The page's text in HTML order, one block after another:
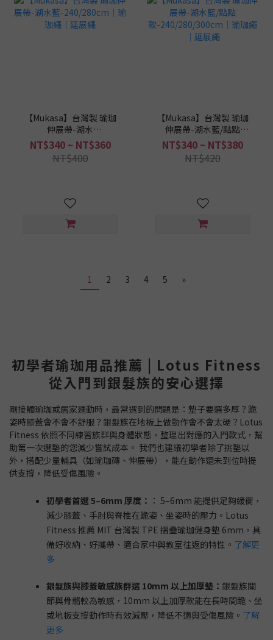
【Mukasa】台灣製 瑜珈
伸展帶-湖水
藍-240/280cm｜瑜珈繩｜
延展繩
NT$340 ~ NT$360
NT$400
【Mukasa】台灣製 瑜珈
伸展帶-湖水藍/點點
款-240/280/300cm｜瑜
珈繩｜延展繩
NT$340 ~ NT$380
NT$420
1 2 3 4 5 »
初學者瑜珈用品推薦 | Lotus Fitness
從入門到銀髮族的安心選擇
剛接觸瑜珈或居家運動時，最常遇到的問題是：墊子要選多厚？跪
姿時膝蓋會不會不舒服？銀髮族在地板上做動作會不會太硬？Lotus
Fitness 依照不同練習族群與身體狀態，整理出對應的入門款式，幫
助第一次選墊的您減少嘗試成本。 我們也建議初學者除了挑墊以
外，搭配少量輔具（如瑜珈磚、伸展帶），能在動作還未到位時提
供支撐，降低受傷風險。
初學者首選 5–6mm 厚度： ： 5–6mm 能提供足夠緩衝，
減少膝蓋、手肘與脊椎在跪姿、坐姿時的壓力。Lotus
Fitness 推薦 MIT 台灣製 TPE 摺疊瑜珈健身墊 6mm，具
備好收納、好攜帶、適合家中與教室往返的特性。 了解更
多
銀髮族與膝蓋敏感族群選 10mm 以上加厚墊： 銀髮族關
節與骨骼較為敏感，10mm 以上加厚款能在長時間跪、坐
或地板支撐動作時有效減壓，降低不適與受傷風險。 了解
更多